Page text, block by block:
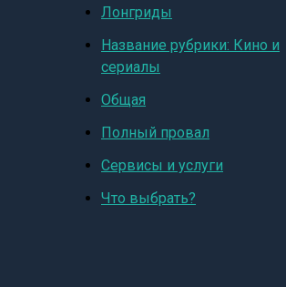
Лонгриды
Название рубрики: Кино и
сериалы
Общая
Полный провал
Сервисы и услуги
Что выбрать?